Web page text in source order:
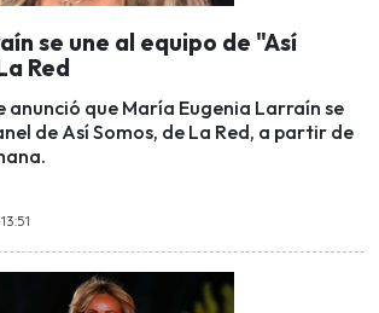
se une al equipo de "Así
Red
anunció que María Eugenia Larraín se
de Así Somos, de La Red, a partir de